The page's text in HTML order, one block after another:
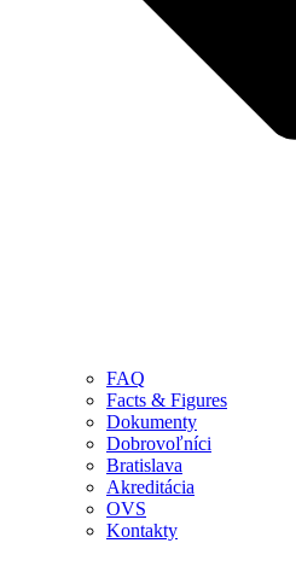
FAQ
Facts & Figures
Dokumenty
Dobrovoľníci
Bratislava
Akreditácia
OVS
Kontakty